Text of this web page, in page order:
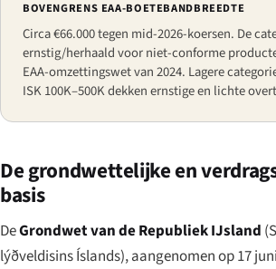
BOVENGRENS EAA-BOETEBANDBREEDTE
Circa €66.000 tegen mid-2026-koersen. De
ernstig/herhaald voor niet-conforme
EAA-omzettingswet van 2024. Lagere
ISK 100K–500K dekken ernstige en lichte
De grondwettelijke en
basis
DeGrondwet van de Republiek IJsland (
lýðveldisins Íslands), aangenomen op 17